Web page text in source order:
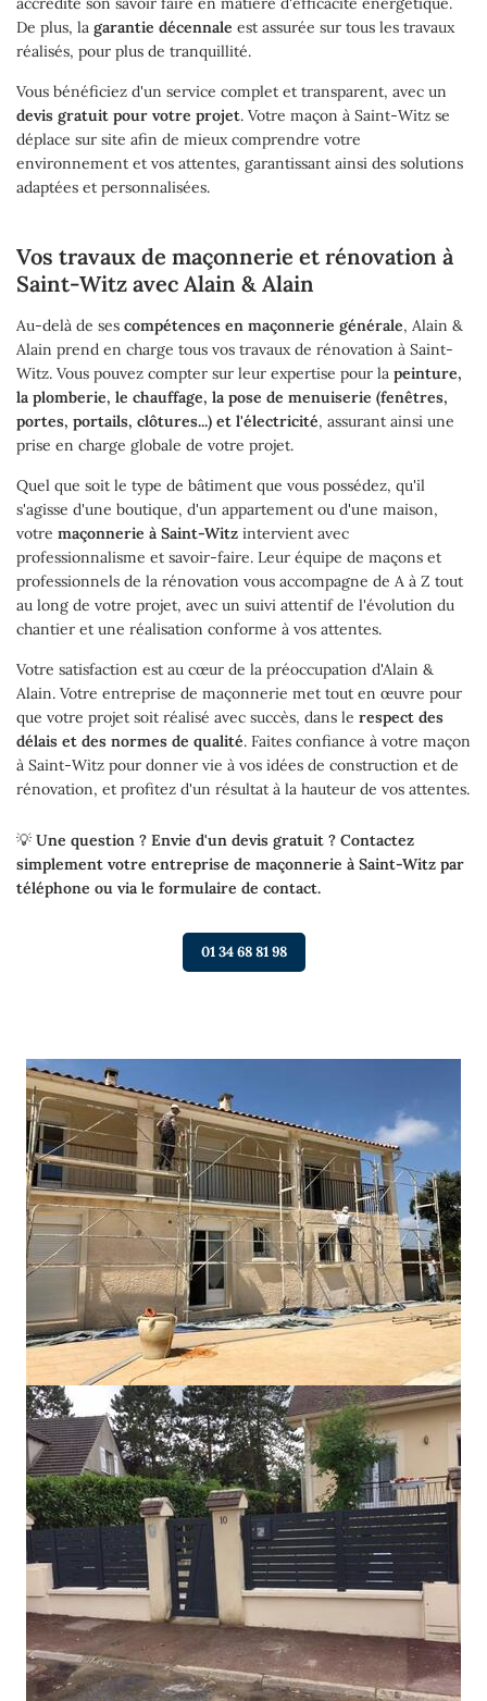
Accueil
Couverture
Ramonage
Réalisations
Actualités
Contact
01 34 68 81
Inscription
De plus, la garantie décennale est assurée sur tous les travaux
réalisés, pour plus de tranquillité.
Vous bénéficiez d'un service complet et transparent, avec un
devis gratuit pour votre projet. Votre maçon à Saint-Witz se
déplace sur site afin de mieux comprendre votre
environnement et vos attentes, garantissant ainsi des solutions
adaptées et personnalisées.
Vos travaux de maçonnerie et rénovation à
Saint-Witz avec Alain & Alain
Au-delà de ses compétences en maçonnerie générale, Alain &
Alain prend en charge tous vos travaux de rénovation à Saint-
Witz. Vous pouvez compter sur leur expertise pour la peinture,
la plomberie, le chauffage, la pose de menuiserie (fenêtres,
portes, portails, clôtures...) et l'électricité, assurant ainsi une
prise en charge globale de votre projet.
Quel que soit le type de bâtiment que vous possédez, qu'il
s'agisse d'une boutique, d'un appartement ou d'une maison,
votre maçonnerie à Saint-Witz intervient avec
professionnalisme et savoir-faire. Leur équipe de maçons et
professionnels de la rénovation vous accompagne de A à Z tout
au long de votre projet, avec un suivi attentif de l'évolution du
chantier et une réalisation conforme à vos attentes.
Votre satisfaction est au cœur de la préoccupation d'Alain &
Alain. Votre entreprise de maçonnerie met tout en œuvre pour
que votre projet soit réalisé avec succès, dans le respect des
délais et des normes de qualité. Faites confiance à votre maçon
à Saint-Witz pour donner vie à vos idées de construction et de
rénovation, et profitez d'un résultat à la hauteur de vos attentes.
💡 Une question ? Envie d'un devis gratuit ? Contactez
simplement votre entreprise de maçonnerie à Saint-Witz par
téléphone ou via le formulaire de contact.
01 34 68 81 98